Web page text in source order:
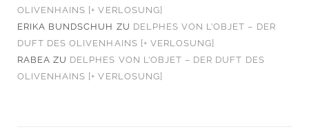
OLIVENHAINS [+ VERLOSUNG]
ERIKA BUNDSCHUH ZU DELPHES VON L’OBJET – DER
DUFT DES OLIVENHAINS [+ VERLOSUNG]
RABEA ZU DELPHES VON L’OBJET – DER DUFT DES
OLIVENHAINS [+ VERLOSUNG]